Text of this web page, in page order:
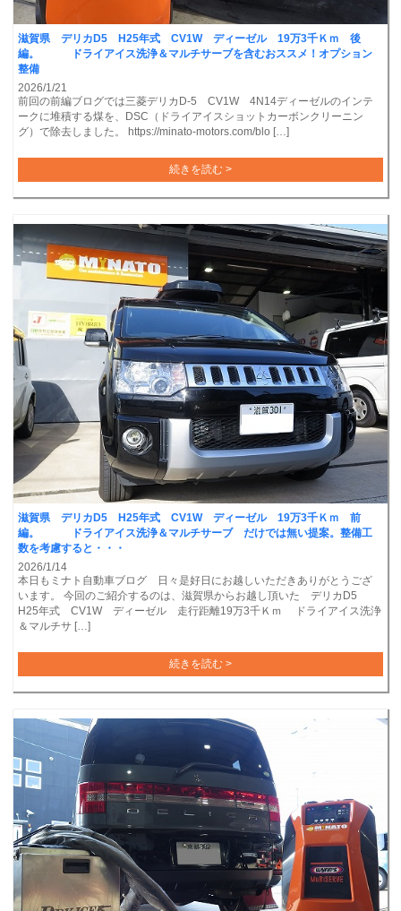
滋賀県 デリカD5 H25年式 CV1W ディーゼル 19万3千Ｋｍ 後
編。 ドライアイス洗浄＆マルチサーブを含むおススメ！オプション
整備
2026/1/21
前回の前編ブログでは三菱デリカD-5 CV1W 4N14ディーゼルのインテ
ークに堆積する煤を、DSC（ドライアイスショットカーボンクリーニン
グ）で除去しました。 https://minato-motors.com/blo […]
続きを読む >
滋賀県 デリカD5 H25年式 CV1W ディーゼル 19万3千Ｋｍ 前
編。 ドライアイス洗浄＆マルチサーブ だけでは無い提案。整備工
数を考慮すると・・・
2026/1/14
本日もミナト自動車ブログ 日々是好日にお越しいただきありがとうござ
います。 今回のご紹介するのは、滋賀県からお越し頂いた デリカD5
H25年式 CV1W ディーゼル 走行距離19万3千Ｋｍ ドライアイス洗浄
＆マルチサ […]
続きを読む >